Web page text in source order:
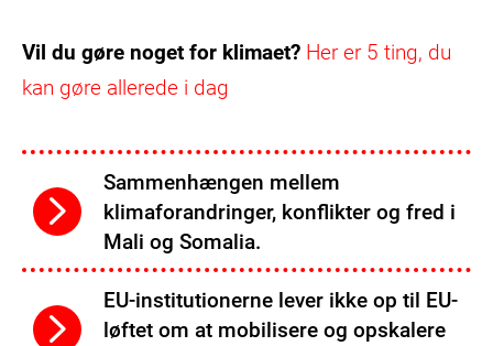
Vil du gøre noget for klimaet? Her er 5 ting, du
kan gøre allerede i dag
Sammenhængen mellem
klimaforandringer, konflikter og fred i
Mali og Somalia.
EU-institutionerne lever ikke op til EU-
løftet om at mobilisere og opskalere